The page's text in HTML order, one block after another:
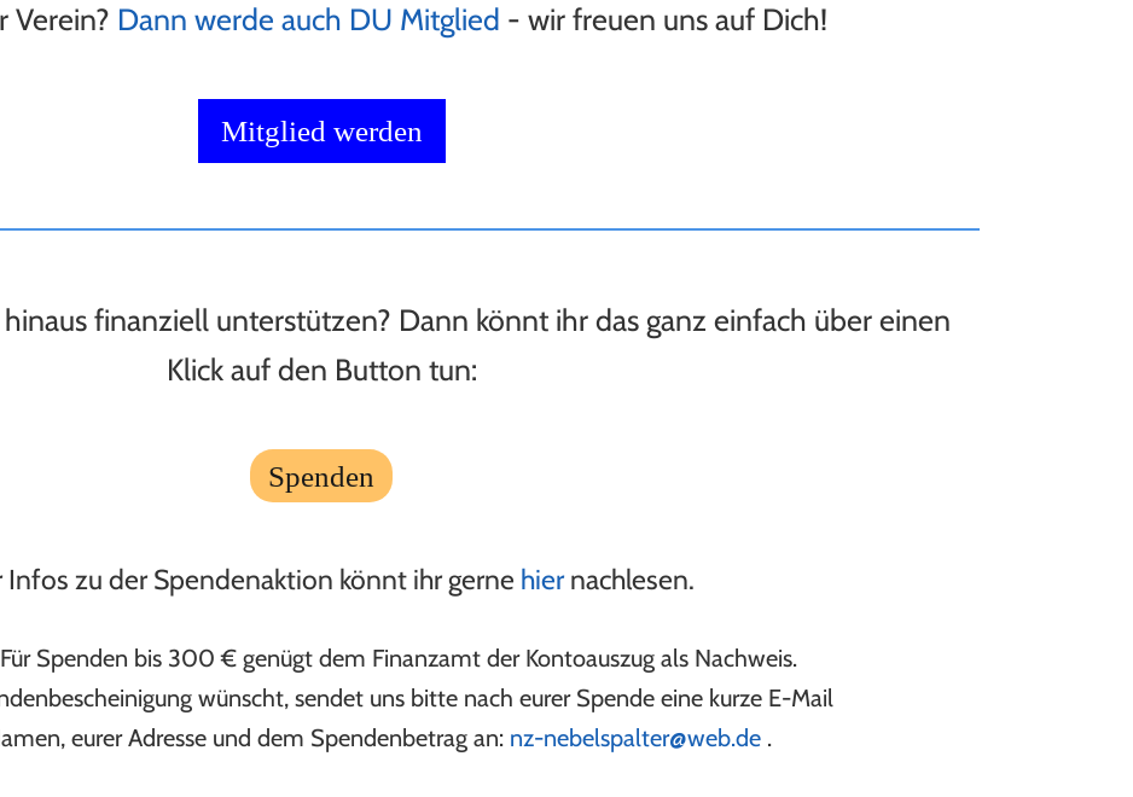
Verein? Dann werde auch DU Mitglied - wir freuen uns auf Dich!
Mitglied werden
finanziell unterstützen? Dann könnt ihr das ganz einfach über einen
Klick auf den Button tun:
Spenden
Infos zu der Spendenaktion könnt ihr gerne hiernachlesen.
Spenden bis 300 € genügt dem Finanzamt der Kontoauszug als Nachweis.
wünscht, sendet uns bitte nach eurer Spende eine kurze E-Mail
eurer Adresse und dem Spendenbetrag an: nz-nebelspalter@web.de .